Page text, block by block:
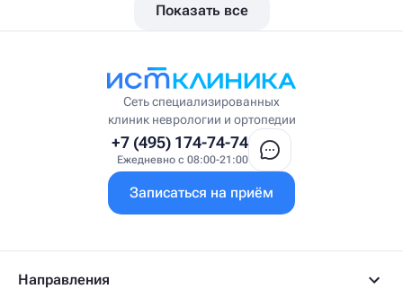
Висцеральный массажист
Врач интегративной медицины
Врач первичного приёма
Гастроэнтеролог-гепатолог
Гериатр
Показать все
Сеть специализированных
клиник неврологии и ортопедии
+7 (495) 174-74-74
Ежедневно с 08:00-21:00
Записаться на приём
Направления